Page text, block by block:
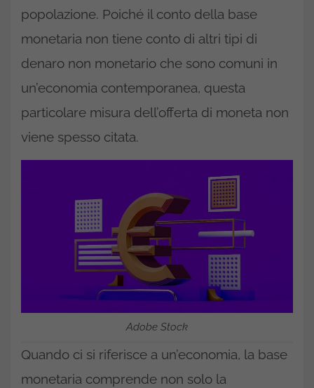
popolazione. Poiché il conto della base
monetaria non tiene conto di altri tipi di
denaro non monetario che sono comuni in
un’economia contemporanea, questa
particolare misura dell’offerta di moneta non
viene spesso citata.
Adobe Stock
Quando ci si riferisce a un’economia, la base
monetaria comprende non solo la